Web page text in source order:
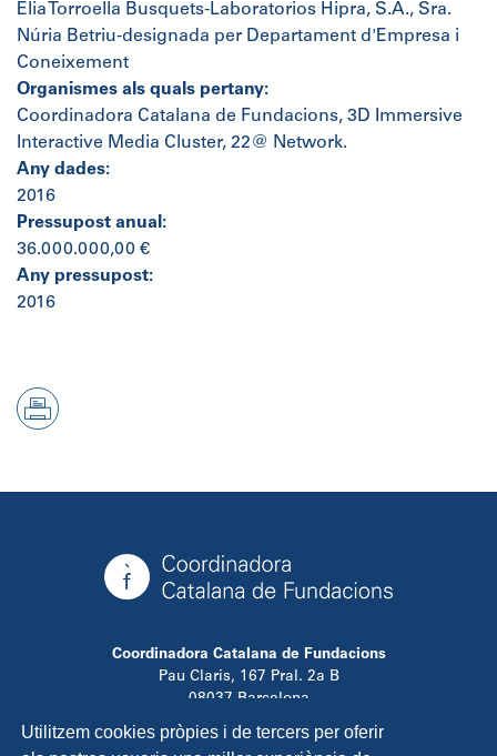
Utilitzem cookies pròpies i de tercers per oferir
Èlia Torroella Busquets-Laboratorios Hipra, S.A., Sra.
Núria Betriu-designada per Departament d'Empresa i
Coneixement
Organismes als quals pertany:
Coordinadora Catalana de Fundacions, 3D Immersive
Interactive Media Cluster, 22@ Network.
Any dades:
2016
Pressupost anual:
36.000.000,00 €
Any pressupost:
2016
Coordinadora Catalana de Fundacions
Pau Claris, 167 Pral. 2a B
08037 Barcelona
T. 934 881 480
info@ccfundacions.cat